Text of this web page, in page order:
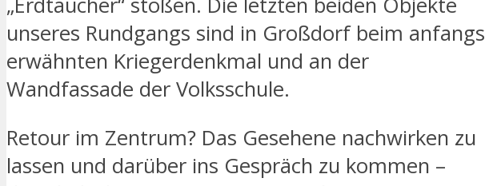
unseres Rundgangs sind in Großdorf beim anfangs
erwähnten Kriegerdenkmal und an der
Wandfassade der Volksschule.
Retour im Zentrum? Das Gesehene nachwirken zu
lassen und darüber ins Gespräch zu kommen –